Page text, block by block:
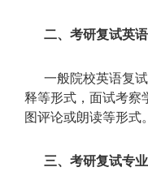
二、考研复试英
一般院校英语复
释等形式，面试考察
图评论或朗读等形式
三、考研复试专